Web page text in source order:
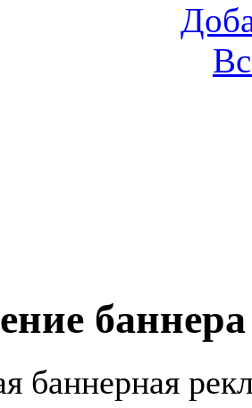
баннера
баннерная